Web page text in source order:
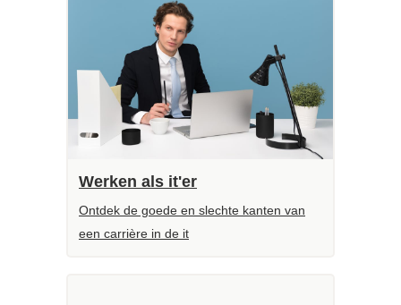
Werken als it'er
Ontdek de goede en slechte kanten van
een carrière in de it